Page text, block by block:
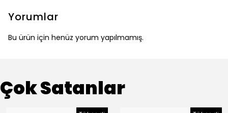
Yorumlar
Bu ürün için henüz yorum yapılmamış.
Çok Satanlar